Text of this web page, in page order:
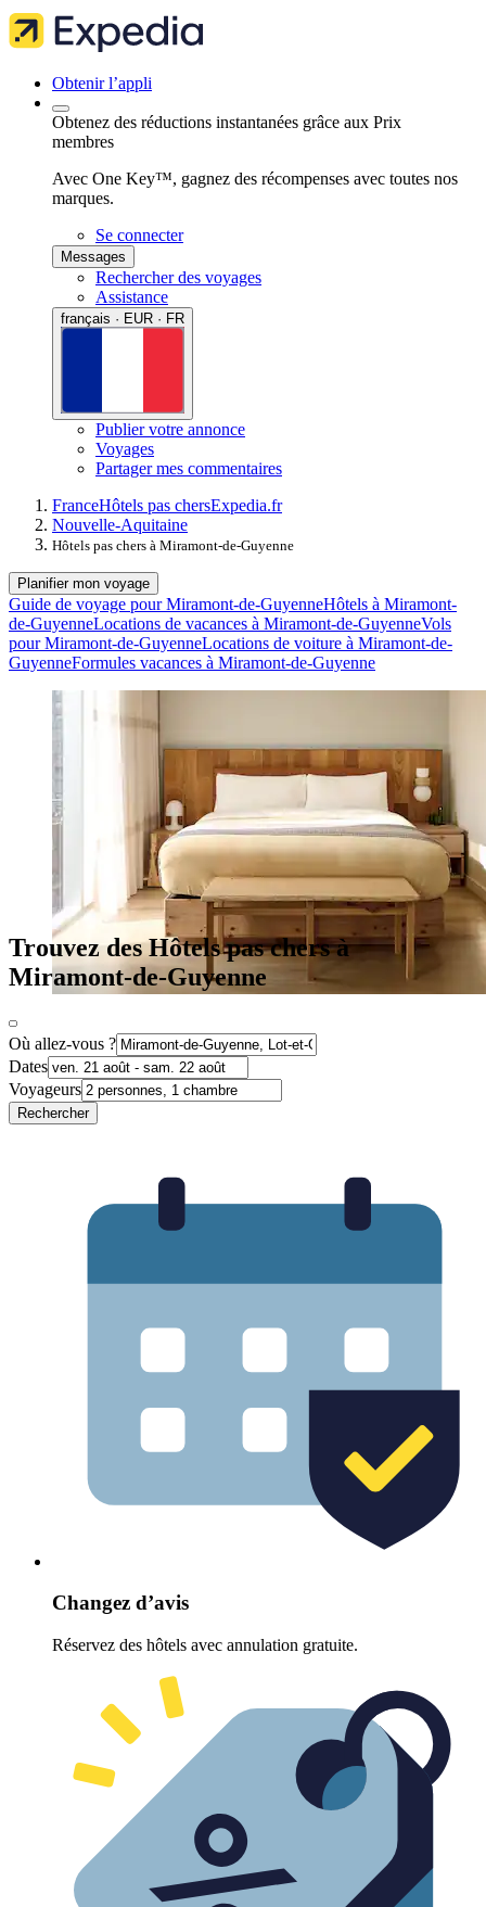
Obtenir l’appli
Obtenez des réductions instantanées grâce aux Prix
membres
Avec One Key™, gagnez des récompenses avec toutes nos
marques.
Se connecter
Messages
Rechercher des voyages
Assistance
français · EUR · FR
Publier votre annonce
Voyages
Partager mes commentaires
FranceHôtels pas chersExpedia.fr
Nouvelle-Aquitaine
Hôtels pas chers à Miramont-de-Guyenne
Planifier mon voyage
Guide de voyage pour Miramont-de-GuyenneHôtels à Miramont-
de-GuyenneLocations de vacances à Miramont-de-GuyenneVols
pour Miramont-de-GuyenneLocations de voiture à Miramont-de-
GuyenneFormules vacances à Miramont-de-Guyenne
Trouvez des Hôtels pas chers à
Miramont-de-Guyenne
Où allez-vous ?
Dates
Voyageurs
Rechercher
Changez d’avis
Réservez des hôtels avec annulation gratuite.